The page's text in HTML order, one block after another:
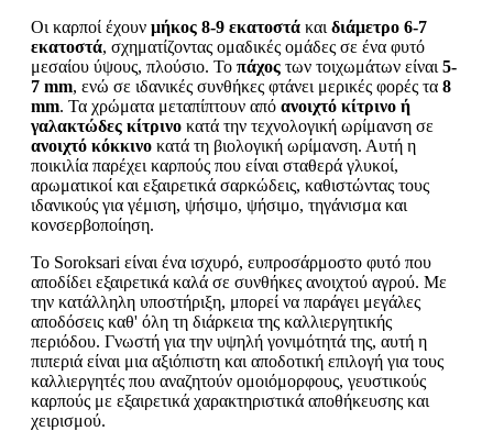
Οι καρποί έχουν μήκος 8-9 εκατοστά και διάμετρο 6-7
εκατοστά, σχηματίζοντας ομαδικές ομάδες σε ένα φυτό
μεσαίου ύψους, πλούσιο. Το πάχος των τοιχωμάτων είναι 5-
7 mm, ενώ σε ιδανικές συνθήκες φτάνει μερικές φορές τα 8
mm. Τα χρώματα μεταπίπτουν από ανοιχτό κίτρινο ή
γαλακτώδες κίτρινο κατά την τεχνολογική ωρίμανση σε
ανοιχτό κόκκινο κατά τη βιολογική ωρίμανση. Αυτή η
ποικιλία παρέχει καρπούς που είναι σταθερά γλυκοί,
αρωματικοί και εξαιρετικά σαρκώδεις, καθιστώντας τους
ιδανικούς για γέμιση, ψήσιμο, ψήσιμο, τηγάνισμα και
κονσερβοποίηση.
Το Soroksari είναι ένα ισχυρό, ευπροσάρμοστο φυτό που
αποδίδει εξαιρετικά καλά σε συνθήκες ανοιχτού αγρού. Με
την κατάλληλη υποστήριξη, μπορεί να παράγει μεγάλες
αποδόσεις καθ' όλη τη διάρκεια της καλλιεργητικής
περιόδου. Γνωστή για την υψηλή γονιμότητά της, αυτή η
πιπεριά είναι μια αξιόπιστη και αποδοτική επιλογή για τους
καλλιεργητές που αναζητούν ομοιόμορφους, γευστικούς
καρπούς με εξαιρετικά χαρακτηριστικά αποθήκευσης και
χειρισμού.